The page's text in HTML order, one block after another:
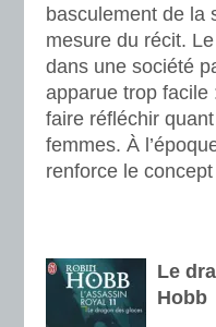
basculement de la
mesure du récit.
dans une société
apparue trop facile
faire réfléchir
femmes. À
renforce le
Le
Hobb